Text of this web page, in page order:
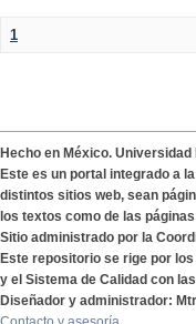
1
Hecho en México.
Este es un portal integrado a
distintos sitios web, sean
los textos como de las
Sitio administrado por la
Este repositorio se rige por
y el Sistema de Calidad con
Diseñador y administrador: